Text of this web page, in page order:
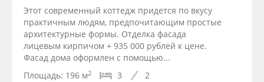
Этот современный коттедж придется по вкусу
практичным людям, предпочитающим простые
архитектурные формы. Отделка фасада
лицевым кирпичом + 935 000 рублей к цене.
Фасад дома оформлен с помощью...
Площадь: 196 м2 3 2